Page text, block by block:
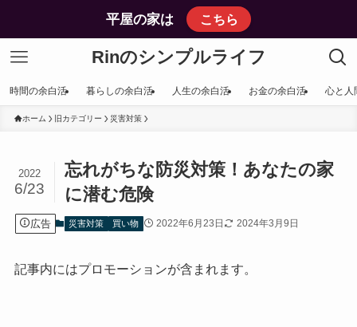
平屋の家は こちら
Rinのシンプルライフ
時間の余白活 暮らしの余白活 人生の余白活 お金の余白活 心と人
ホーム 旧カテゴリー 災害対策
忘れがちな防災対策！あなたの家
に潜む危険
2022
6/23
広告 災害対策 買い物 2022年6月23日 2024年3月9日
記事内にはプロモーションが含まれます。